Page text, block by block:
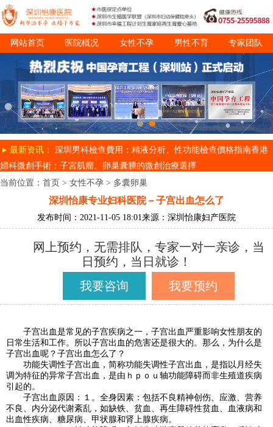
网站首页 医院概况 女性不孕 男性不育 专家团队
诊疗项目 就医指南
最新资讯： 深圳男科檢查費用：精液分析、性功能檢查價格指南香港
婦科微創手術：子宮肌瘤、卵巢囊腫的微創治療選擇
当前位置： 首页 > 女性不孕 > 多囊卵巢
深圳怡康专业妇科医院－子宫出血怎么了
发布时间：2021-11-05 18:01来源：深圳怡康妇产医院
网上预约，无需排队，专家一对一亲诊，当
日预约，当日就诊！
我要咨询
我要预约
子宫出血是常见的子宫疾病之一，子宫出血严重影响女性朋友的
日常生活和工作。所以子宫出血的危害还是很大的。那么，为什么是
子宫出血呢？子宫出血怎么了？
功能失调性子宫出血，简称功能失调性子宫出血，是指以月经失
调为特征的异常子宫出血，是由ｈｐｏｕ轴功能障碍而非生殖道疾病
引起的。
子宫出血原因：１。全身因素：包括不良精神创伤、应激、营养
不良、内分泌代谢紊乱，如缺铁、贫血、再生障碍性贫血、血液病和
出血性疾病、糖尿病、甲状腺和肾上腺疾病。